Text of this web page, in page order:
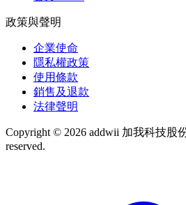
政策與聲明
企業使命
隱私權政策
使用條款
銷售及退款
法律聲明
Copyright © 2026 addwii 加我科技股
reserved.